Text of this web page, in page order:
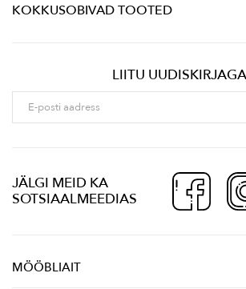
KOKKUSOBIVAD TOOTED
LIITU UUDISKIRJAGA
JÄLGI MEID KA
SOTSIAALMEEDIAS
MÖÖBLIAIT